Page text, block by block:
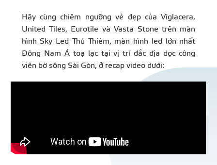
Hãy cùng chiêm ngưỡng vẻ đẹp của Viglacera,
United Tiles, Eurotile và Vasta Stone trên màn
hình Sky Led Thủ Thiêm, màn hình led lớn nhất
Đông Nam Á toạ lạc tại vị trí đắc địa dọc công
viên bờ sông Sài Gòn, ở recap video dưới: